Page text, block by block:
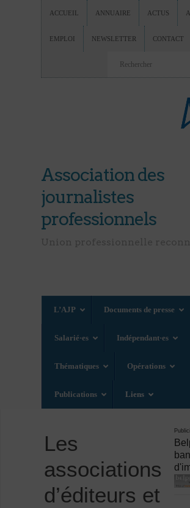
ACCUEIL ANNUAIRE ACTUS
EMPLOI NEWSLETTER CONTACT
Association des
journalistes
professionnels
L’AJP Documents de presse
Salarié·es Indépendant·es
Thématiques Opérations
Publications Liens
Les
associations
d’éditeurs et